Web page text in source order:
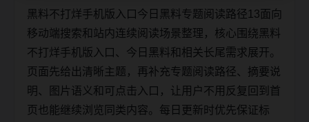
黑料不打烊手机版入口今日黑料专题阅读路径13面向
移动端搜索和站内连续阅读场景整理，核心围绕黑料
不打烊手机版入口、今日黑料和相关长尾需求展开。
页面先给出清晰主题，再补充专题阅读路径、摘要说
明、图片语义和可点击入口，让用户不用反复回到首
页也能继续浏览同类内容。每日更新时优先保证标